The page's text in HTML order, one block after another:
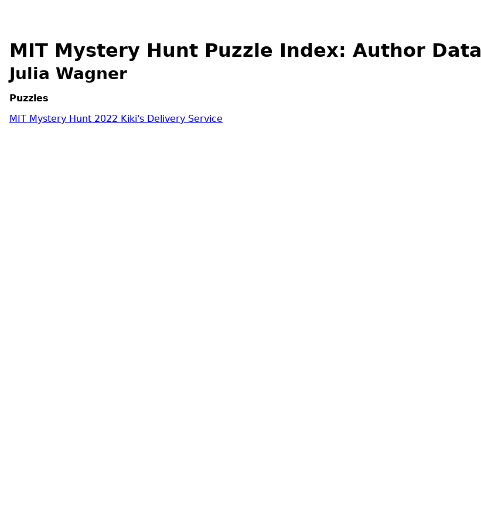
MIT Mystery Hunt Puzzle Index: Author Data
Julia Wagner
Puzzles
MIT Mystery Hunt 2022 Kiki's Delivery Service